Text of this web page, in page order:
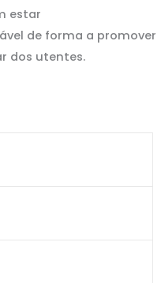
estar
de forma a promover
dos utentes.